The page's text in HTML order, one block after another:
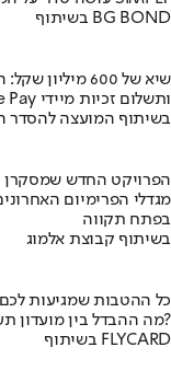
בשיתוף BG BOND
שיא של 600 מיליון שקל: הטוטו עושה מהפיכה
יחסי הימור משופרים, הפקדות ב-Apple Pay ותשלום זכיות מיידי
בשיתוף המועצה להסדר
הפרויקט החדש שמסקרן
בפתח תקווה
בשיתוף קבוצת אלמוג
כל ההטבות שמגיעות לכם
מה ההבדל בין מועדון תעופה וכרטיס אשראי?
בשיתוף FLYCARD